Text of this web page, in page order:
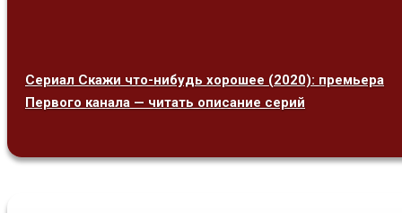
Сериал Скажи что-нибудь хорошее (2020): премьера
Первого канала — читать описание серий